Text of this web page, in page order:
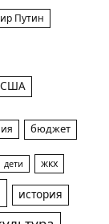
Путин
США
бюджет
дети жкх
история